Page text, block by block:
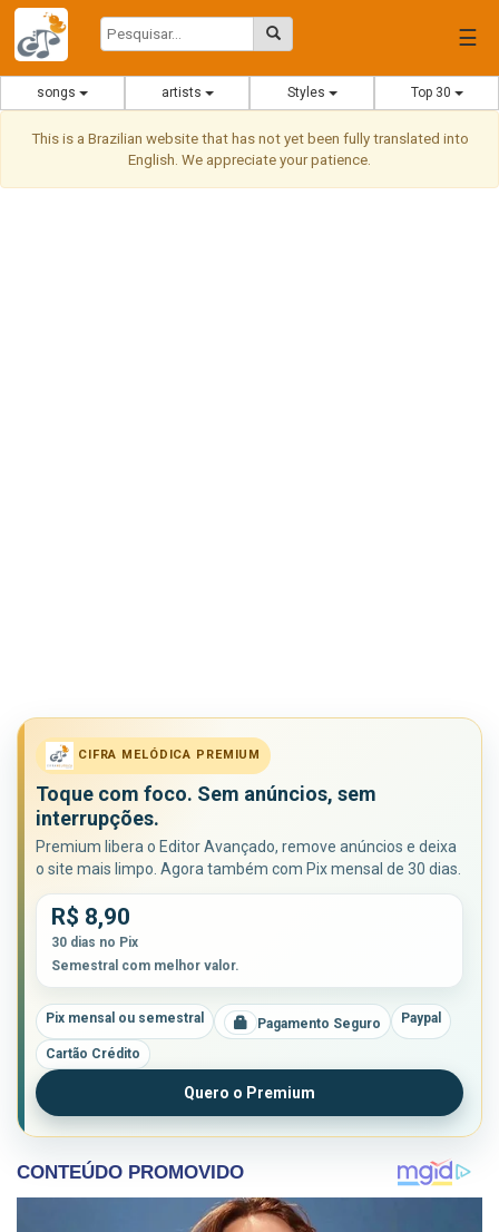
☰
songs artists Styles Top 30
This is a Brazilian website that has not yet been fully translated into
English. We appreciate your patience.
CIFRA MELÓDICA PREMIUM
Toque com foco. Sem anúncios, sem
interrupções.
Premium libera o Editor Avançado, remove anúncios e deixa
o site mais limpo. Agora também com Pix mensal de 30 dias.
R$ 8,90
30 dias no Pix
Semestral com melhor valor.
Pix mensal ou semestral Pagamento Seguro Paypal
Cartão Crédito
Quero o Premium